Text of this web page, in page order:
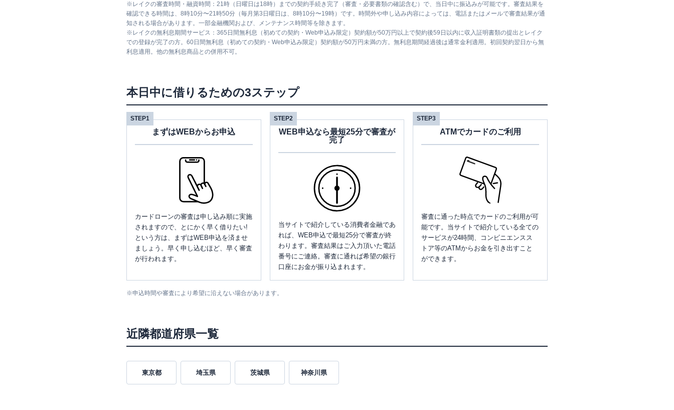
※ レイクの審査時間・融資時間：21時（日曜日は18時）までの契約手続き完了（審査・必要書類の確認含む）で、当日中に振込みが可能です。審査結果を
確認できる時間は、8時10分〜21時50分（毎月第3日曜日は、8時10分〜19時）です。時間外や申し込み内容によっては、電話またはメールで審査結果が通
知される場合があります。一部金融機関および、メンテナンス時間等を除きます。
※ レイクの無利息期間サービス：365日間無利息（初めての契約・Web申込み限定）契約額が50万円以上で契約後59日以内に収入証明書類の提出とレイク
での登録が完了の方。60日間無利息（初めての契約・Web申込み限定）契約額が50万円未満の方。無利息期間経過後は通常金利適用。初回契約翌日から無
利息適用。他の無利息商品との併用不可。
本日中に借りるための3ステップ
STEP1
まずはWEBからお申込
カードローンの審査は申し込み順に実施
されますので、とにかく早く借りたい!
という方は、まずはWEB申込を済ませ
ましょう。早く申し込むほど、早く審査
が行われます。
STEP2
WEB申込なら最短25分で審査が
完了
当サイトで紹介している消費者金融であ
れば、WEB申込で最短25分で審査が終
わります。審査結果はご入力頂いた電話
番号にご連絡。審査に通れば希望の銀行
口座にお金が振り込まれます。
STEP3
ATMでカードのご利用
審査に通った時点でカードのご利用が可
能です。当サイトで紹介している全ての
サービスが24時間、コンビニエンスス
トア等のATMからお金を引き出すこと
ができます。
※申込時間や審査により希望に沿えない場合があります。
近隣都道府県一覧
東京都 埼玉県 茨城県 神奈川県